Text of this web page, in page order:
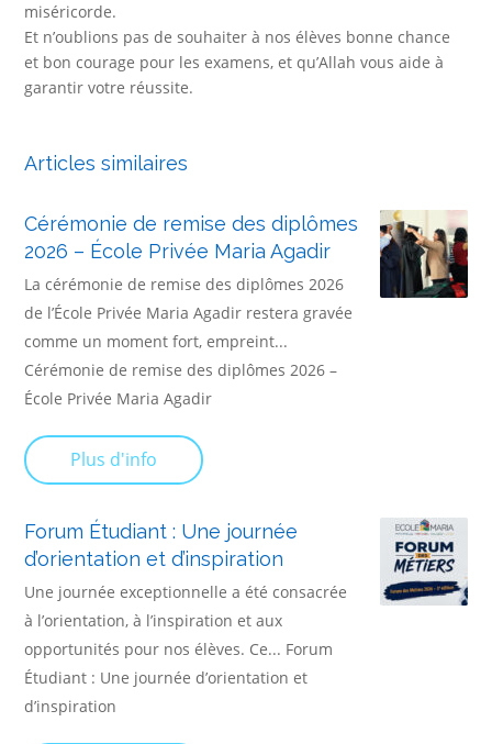
miséricorde.
Et n’oublions pas de souhaiter à nos élèves bonne chance
et bon courage pour les examens, et qu’Allah vous aide à
garantir votre réussite.
Articles similaires
Cérémonie de remise des diplômes
2026 – École Privée Maria Agadir
La cérémonie de remise des diplômes 2026
de l’École Privée Maria Agadir restera gravée
comme un moment fort, empreint...
Cérémonie de remise des diplômes 2026 –
École Privée Maria Agadir
Plus d'info
Forum Étudiant : Une journée
d’orientation et d’inspiration
Une journée exceptionnelle a été consacrée
à l’orientation, à l’inspiration et aux
opportunités pour nos élèves. Ce... Forum
Étudiant : Une journée d’orientation et
d’inspiration